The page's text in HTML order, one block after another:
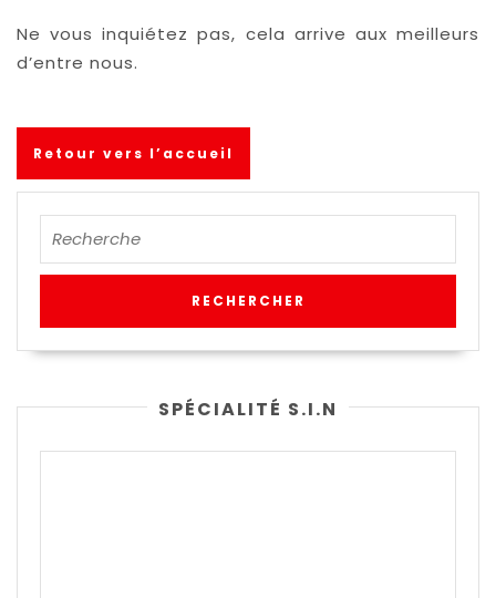
Ne vous inquiétez pas, cela arrive aux meilleurs
d’entre nous.
Retour vers l’accueil
SPÉCIALITÉ S.I.N